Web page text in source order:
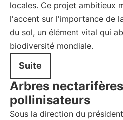
locales. Ce projet ambitieux
l'accent sur l'importance de
du sol, un élément vital qui
biodiversité mondiale.
Suite
Arbres
pollinisateurs
Sous la direction du